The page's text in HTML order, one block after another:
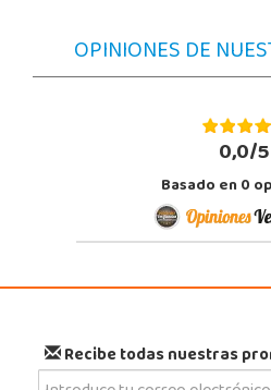
OPINIONES DE
0,0/5
Basado en0
Recibe todas nuestras